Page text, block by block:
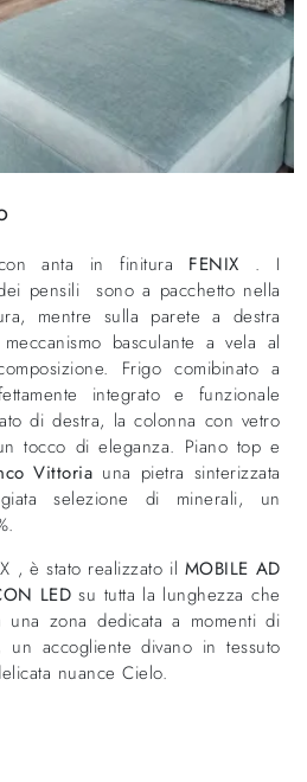
anta in finitura FENIX . I
pensili sono a pacchetto nella
mentre sulla parete a destra
basculante a vela al
Frigo comibinato a
integrato e funzionale
di destra, la colonna con vetro
tocco di eleganza. Piano top e
Vittoria una pietra sinterizzata
selezione di minerali, un
, è stato realizzato il MOBILE AD
LEDsu tutta la lunghezza che
zona dedicata a momenti di
un accogliente divano in tessuto
nuance Cielo.